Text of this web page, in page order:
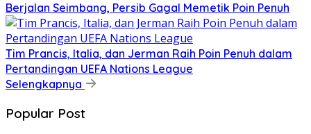
Berjalan Seimbang, Persib Gagal Memetik Poin Penuh
Tim Prancis, Italia, dan Jerman Raih Poin Penuh dalam
Pertandingan UEFA Nations League
Selengkapnya
Popular Post